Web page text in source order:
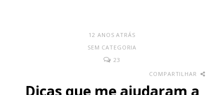
12 ANOS ATRÁS
SEM CATEGORIA
23
COMPARTILHAR
Dicas que me ajudaram a